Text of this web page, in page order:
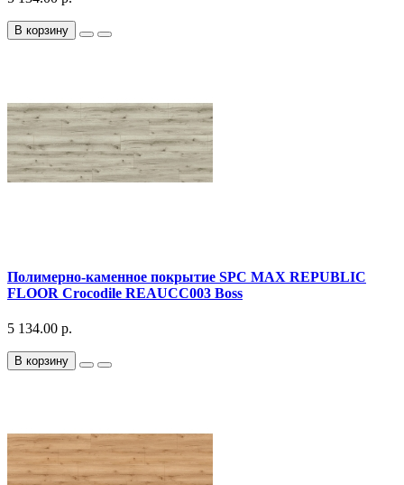
В корзину
Полимерно-каменное покрытие SPC MAX REPUBLIC
FLOOR Crocodile REAUCC003 Boss
5 134.00 р.
В корзину